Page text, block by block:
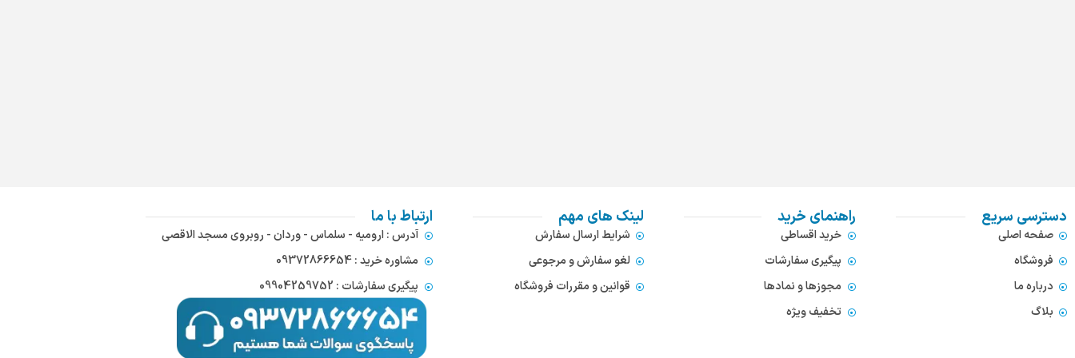
دسترسی سریع
صفحه اصلی
فروشگاه
درباره ما
بلاگ
راهنمای خرید
خرید اقساطی
پیگیری سفارشات
مجوزها و نمادها
تخفیف ویژه
لینک های مهم
شرایط ارسال سفارش
لغو سفارش و مرجوعی
قوانین و مقررات فروشگاه
ارتباط با ما
آدرس : ارومیه - سلماس - وردان - روبروی مسجد الاقصی
مشاوره خرید : 09372866654
پیگیری سفارشات : 09904259752